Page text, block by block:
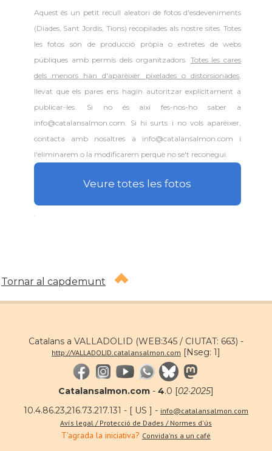
Aquest és un petit recull aleatori de fotos d'esdeveniments
(Diades, Sant Jordis, Tions) recopilades als nostre sites. Totes
les fotos són de producció pròpia o extretes de webs
públiques amb permís dels organitzadors. Totes les cares
dels menors han d'aparèixer pixelades o distorsionades,
llevat que els pares ens hagin autoritzar explícitament a
publicar-les. Si no és així fes-nos-ho saber a
info@catalansalmon.com. Si hi surts i no vols aparèixer,
contacta amb nosaltres a info@catalansalmon.com i
l'eliminarem o la modificarem perquè no se't reconegui.
Veure totes les fotos
Tornar al capdemunt
Catalans a VALLADOLID (WEB:345 / CIUTAT: 663) -
http://VALLADOLID.catalansalmon.com [Nseg: 1]
Catalansalmon.com - 4.0 [02·2025]
10.4.86.23,216.73.217.131 - [ US ] - info@catalansalmon.com
Avís legal / Protecció de Dades / Normes d'ús
T'agrada la iniciativa? Convida'ns a un café